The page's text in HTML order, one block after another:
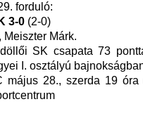
forduló:
3-0 (2-0)
Márk.
SK csapata 73
I. osztályú
28., szerda 19 óra